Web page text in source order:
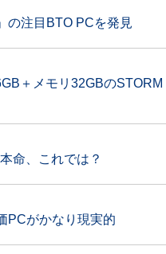
の注目BTO PCを発見
＋メモリ32GBのSTORM
命、これでは？
PCがかなり現実的